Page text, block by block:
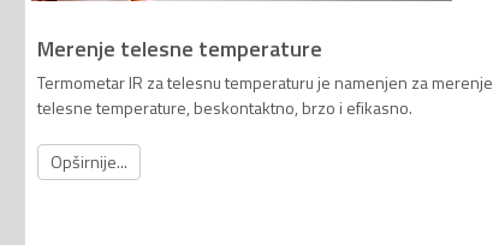
Merenje telesne temperature
Termometar IR za telesnu temperaturu je namenjen za merenje
telesne temperature, beskontaktno, brzo i efikasno.
Opširnije...